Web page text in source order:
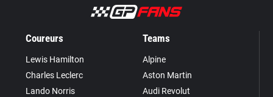
Coureurs
Lewis Hamilton
Charles Leclerc
Lando Norris
Teams
Alpine
Aston Martin
Audi Revolut